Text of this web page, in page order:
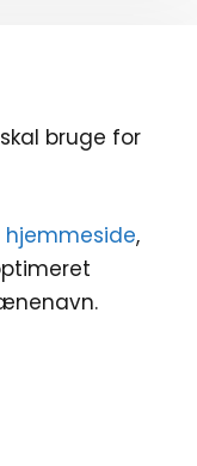
bruge for
hjemmeside,